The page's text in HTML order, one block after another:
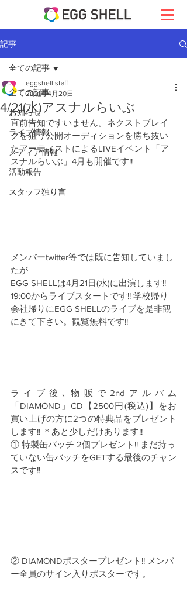
記事
全ての記事
お知らせ
ライブ情報
メディア情報
活動報告
スタッフ独り言
全ての記事
4/21(水)アスナルらいぶ
eggshell staff
2021年4月20日
直前告知ですいません。ネクストブレイ
クを狙う公開オーディションを勝ち抜い
たアーティストによるLIVEイベント「ア
スナルらいぶ」4月も開催です!!
メンバーtwitter等では既に告知していまし
たが
EGG SHELLは4月21日(水)に出演します!!
19:00からライブスタートです!! 学校帰り
会社帰りにEGG SHELLのライブを是非観
にきて下さい。観覧無料です!!
ライブ後､物販で2ndアルバム
「DIAMOND」CD【2500円(税込)】をお
買い上げの方に2つの特典品をプレゼント
します!! ＊あと少しだけあります!!
① 特製缶バッチ 2個プレゼント!! まだ持っ
ていない缶バッチをGETする最後のチャン
スです!!
② DIAMONDポスタープレゼント!! メンバ
ー全員のサイン入りポスターです。